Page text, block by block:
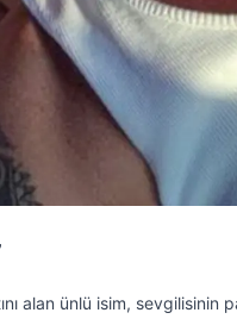
alan ünlü isim, sevgilisinin